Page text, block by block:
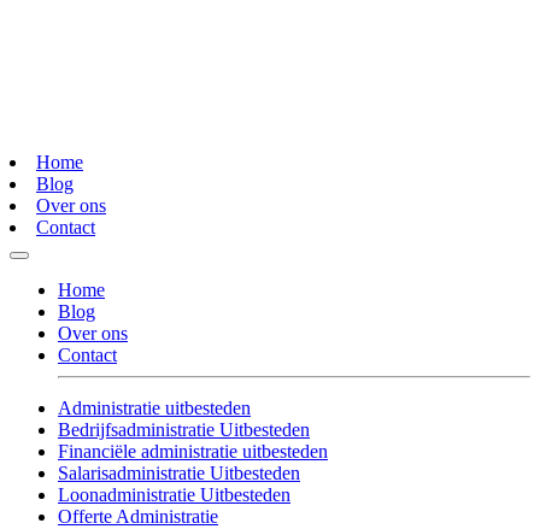
Home
Blog
Over ons
Contact
Home
Blog
Over ons
Contact
Administratie uitbesteden
Bedrijfsadministratie Uitbesteden
Financiële administratie uitbesteden
Salarisadministratie Uitbesteden
Loonadministratie Uitbesteden
Offerte Administratie